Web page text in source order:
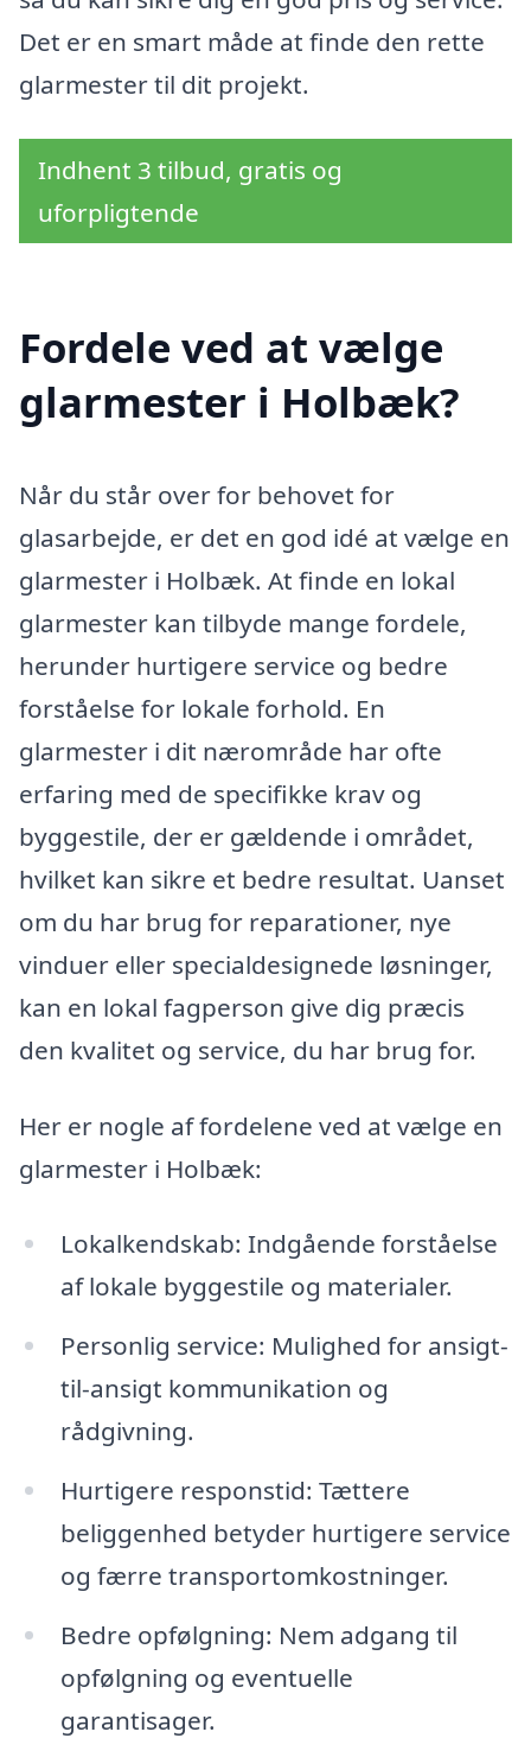
Det er en smart måde at finde den rette
glarmester til dit projekt.
Indhent 3 tilbud, gratis og
uforpligtende
Fordele ved at vælge
glarmester i Holbæk?
Når du står over for behovet for
glasarbejde, er det en god idé at vælge en
glarmester i Holbæk. At finde en lokal
glarmester kan tilbyde mange fordele,
herunder hurtigere service og bedre
forståelse for lokale forhold. En
glarmester i dit nærområde har ofte
erfaring med de specifikke krav og
byggestile, der er gældende i området,
hvilket kan sikre et bedre resultat. Uanset
om du har brug for reparationer, nye
vinduer eller specialdesignede løsninger,
kan en lokal fagperson give dig præcis
den kvalitet og service, du har brug for.
Her er nogle af fordelene ved at vælge en
glarmester i Holbæk:
Lokalkendskab: Indgående forståelse
af lokale byggestile og materialer.
Personlig service: Mulighed for ansigt-
til-ansigt kommunikation og
rådgivning.
Hurtigere responstid: Tættere
beliggenhed betyder hurtigere service
og færre transportomkostninger.
Bedre opfølgning: Nem adgang til
opfølgning og eventuelle
garantisager.